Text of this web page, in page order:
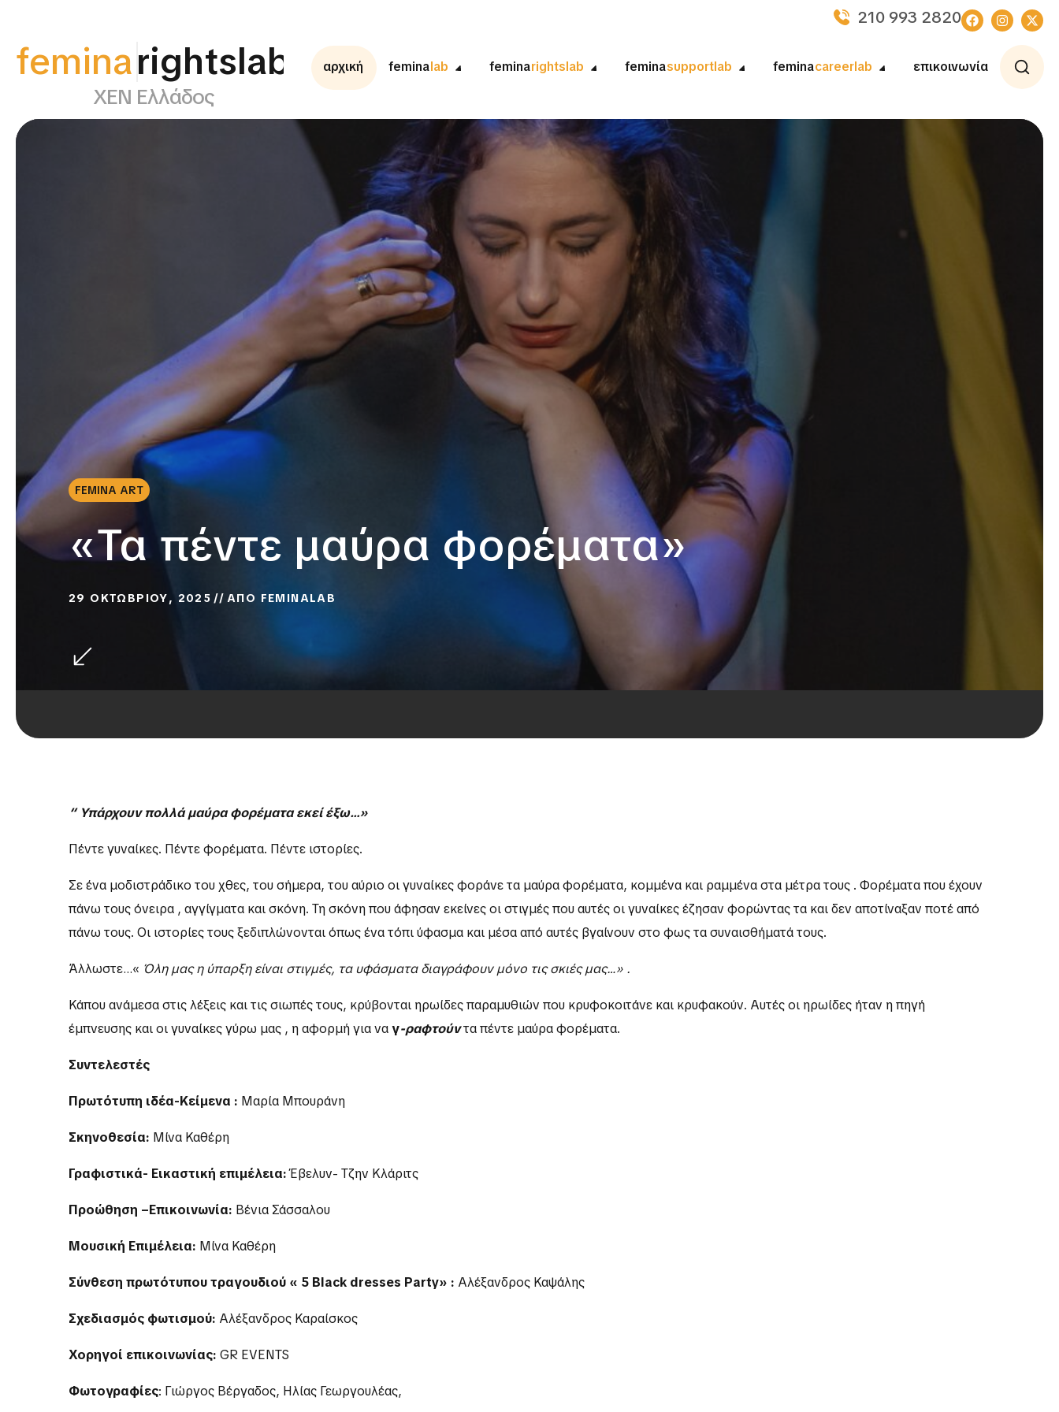
210 993 2820
feminarightslab
ΧΕΝ Ελλάδος
αρχική feminalab feminarightslab feminasupportlab feminacareerlab επικοινωνία
FEMINA ART
«Τα πέντε μαύρα φορέματα»
29 ΟΚΤΩΒΡΙΟΥ, 2025 ΑΠΟ FEMINALAB
“ Υπάρχουν πολλά μαύρα φορέματα εκεί έξω…»
Πέντε γυναίκες. Πέντε φορέματα. Πέντε ιστορίες.
Σε ένα μοδιστράδικο του χθες, του σήμερα, του αύριο οι γυναίκες φοράνε τα μαύρα φορέματα, κομμένα και ραμμένα στα μέτρα τους . Φορέματα που έχουν
πάνω τους όνειρα , αγγίγματα και σκόνη. Τη σκόνη που άφησαν εκείνες οι στιγμές που αυτές οι γυναίκες έζησαν φορώντας τα και δεν αποτίναξαν ποτέ από
πάνω τους. Οι ιστορίες τους ξεδιπλώνονται όπως ένα τόπι ύφασμα και μέσα από αυτές βγαίνουν στο φως τα συναισθήματά τους.
Άλλωστε…« Όλη μας η ύπαρξη είναι στιγμές, τα υφάσματα διαγράφουν μόνο τις σκιές μας…» .
Κάπου ανάμεσα στις λέξεις και τις σιωπές τους, κρύβονται ηρωίδες παραμυθιών που κρυφοκοιτάνε και κρυφακούν. Αυτές οι ηρωίδες ήταν η πηγή
έμπνευσης και οι γυναίκες γύρω μας , η αφορμή για ναγ-ραφτούντα πέντε μαύρα φορέματα.
Συντελεστές
Πρωτότυπη ιδέα-Κείμενα : Μαρία Μπουράνη
Σκηνοθεσία: Μίνα Καθέρη
Γραφιστικά- Εικαστική επιμέλεια:Έβελυν- Τζην Κλάριτς
Προώθηση –Επικοινωνία: Βένια Σάσσαλου
Μουσική Επιμέλεια: Μίνα Καθέρη
Σύνθεση πρωτότυπου τραγουδιού « 5 Black dresses Party» : Αλέξανδρος Καψάλης
Σχεδιασμός φωτισμού: Αλέξανδρος Καραίσκος
Χορηγοί επικοινωνίας: GR EVENTS
Φωτογραφίες: Γιώργος Βέργαδος, Ηλίας Γεωργουλέας,